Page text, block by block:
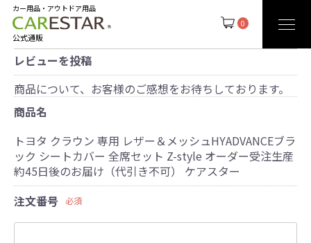
0
カー用品・アウトドア用品
公式通販
レビューを投稿
商品について、お客様のご感想をお待ちしております。
商品名
トヨタ クラウン 専用 レザー＆メッシュHYADVANCEブラ
ック シートカバー 全席セット Z-style オーダー受注生産
約45日後のお届け（代引き不可） ケアスター
注文番号
必須